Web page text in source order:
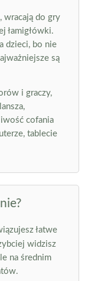
wracają do gry
łamigłówki.
dzieci, bo nie
są
i graczy,
cofania
tablecie
łatwe
widzisz
na średnim